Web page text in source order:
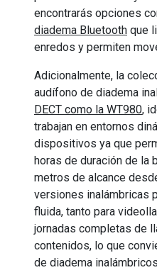
encontrarás opciones
diadema Bluetooth que
enredos y permiten
Adicionalmente, la
audífono de diadema
DECT como la WT980,
trabajan en entornos
dispositivos ya que
horas de duración de la
metros de alcance
versiones inalámbricas
fluida, tanto para
jornadas completas de
contenidos, lo que
de diadema